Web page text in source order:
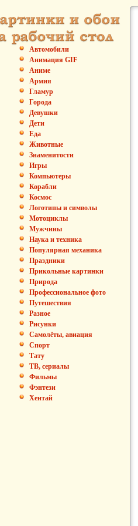
Автомобили
Анимация GIF
Аниме
Армия
Гламур
Города
Девушки
Дети
Еда
Животные
Знаменитости
Игры
Компьютеры
Корабли
Космос
Логотипы и символы
Мотоциклы
Мужчины
Наука и техника
Популярная механика
Праздники
Прикольные картинки
Природа
Профессиональное фото
Путешествия
Разное
Рисунки
Самолёты, авиация
Спорт
Тату
ТВ, сериалы
Фильмы
Фэнтези
Хентай